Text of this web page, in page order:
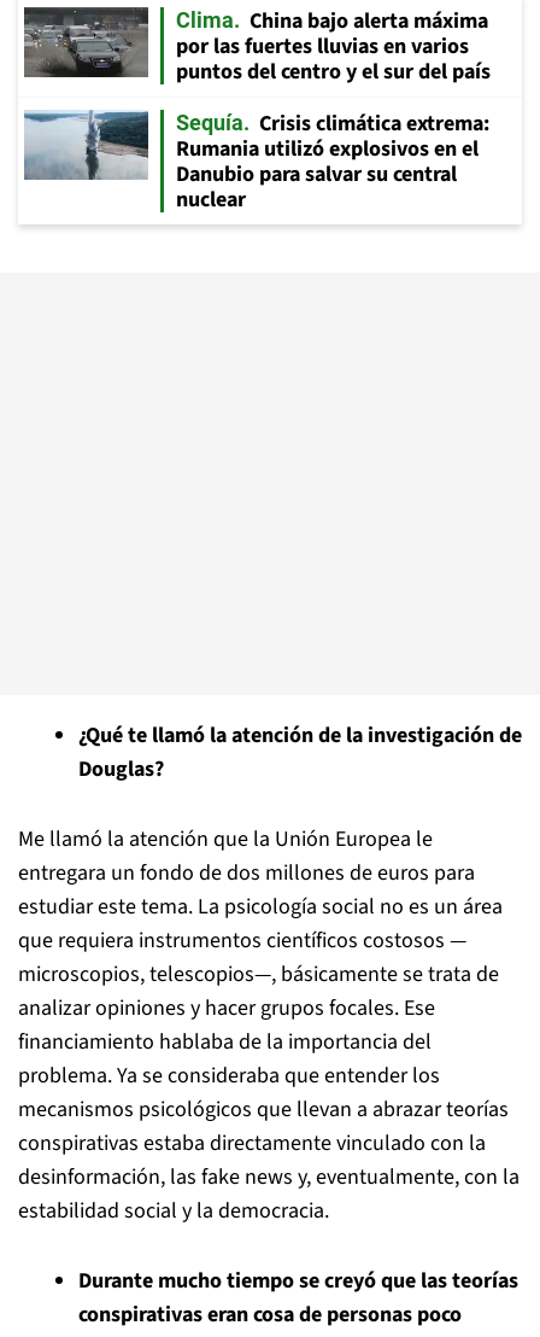
Clima
China bajo alerta máxima
por las fuertes lluvias en varios
puntos del centro y el sur del país
Sequía
Crisis climática extrema:
Rumania utilizó explosivos en el
Danubio para salvar su central
nuclear
¿Qué te llamó la atención de la investigación de
Douglas?
Me llamó la atención que la Unión Europea le
entregara un fondo de dos millones de euros para
estudiar este tema. La psicología social no es un área
que requiera instrumentos científicos costosos —
microscopios, telescopios—, básicamente se trata de
analizar opiniones y hacer grupos focales. Ese
financiamiento hablaba de la importancia del
problema. Ya se consideraba que entender los
mecanismos psicológicos que llevan a abrazar teorías
conspirativas estaba directamente vinculado con la
desinformación, las fake news y, eventualmente, con la
estabilidad social y la democracia.
Durante mucho tiempo se creyó que las teorías
conspirativas eran cosa de personas poco